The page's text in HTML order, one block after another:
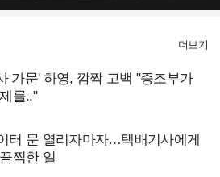
가문' 하영, 깜짝 고백 "증조부가
를.."
터 문 열리자마자…택배기사에게
찍한 일
더보기